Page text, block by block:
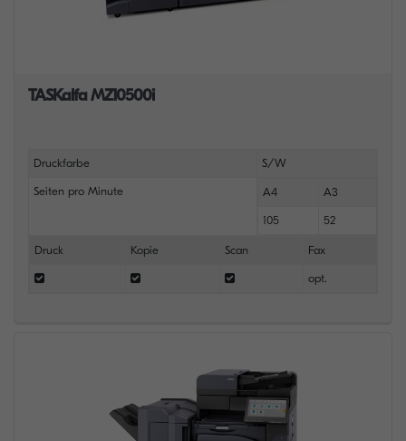
TASKalfa MZ10500i
Druckfarbe S/W
Seiten pro Minute A4 A3
105 52
Druck Kopie Scan Fax
opt.